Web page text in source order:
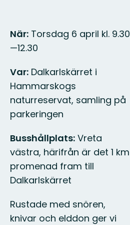
När: Torsdag 6 april kl. 9.30
—12.30
Var: Dalkarlskärret i
Hammarskogs
naturreservat, samling på
parkeringen
Busshållplats: Vreta
västra, härifrån är det 1 km
promenad fram till
Dalkarlskärret
Rustade med snören,
knivar och elddon ger vi